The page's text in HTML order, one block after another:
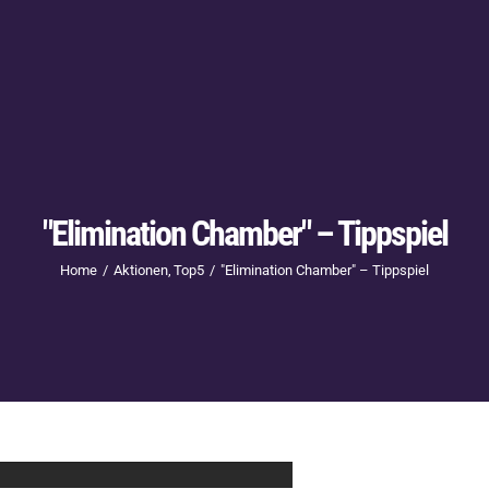
"Elimination Chamber" – Tippspiel
Home Aktionen Top5 "Elimination Chamber" – Tippspiel